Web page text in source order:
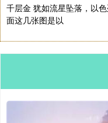
千层金 犹如流星坠落，以
面这几张图是以